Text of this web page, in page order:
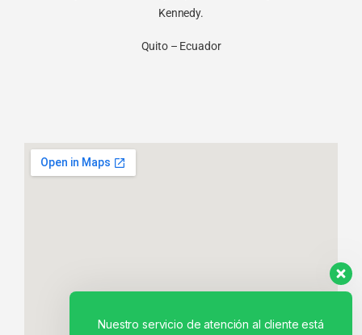
Kennedy.
Quito – Ecuador
Nuestro servicio de atención al cliente está